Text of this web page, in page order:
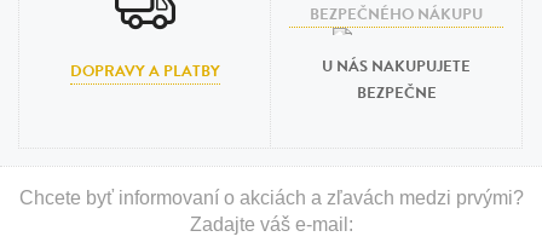
DOPRAVY A PLATBY
U NÁS NAKUPUJETE
BEZPEČNE
Chcete byť informovaní o akciách a zľavách medzi prvými?
Zadajte váš e-mail: